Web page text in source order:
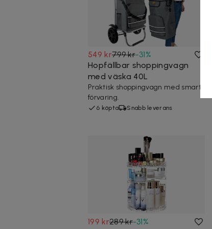
549 kr799 kr-31%
Hopfällbar shoppingvagn
med väska 40L
Praktisk shoppingvagn med smart
förvaring.
6 köpta Snabb leverans
199 kr289 kr-31%